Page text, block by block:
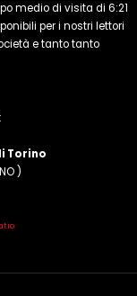
medio di visita di 6:21
per i nostri lettori
e tanto tanto
Torino
)